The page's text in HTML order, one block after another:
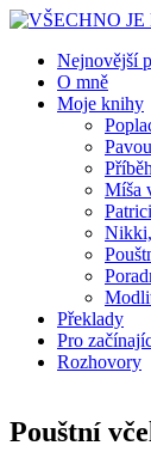
Nejnovější
O mně
Moje knihy
Míša
Překlady
Pro
Rozhovory
Pouštní